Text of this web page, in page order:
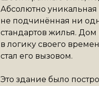
Абсолютно
не подчинённая ни
стандартов жилья.
в логику своего
стал его вызовом.
Это здание было